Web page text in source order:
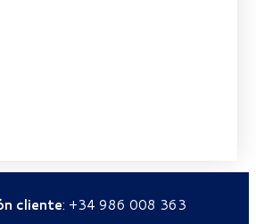
cliente: +34 986 008 363